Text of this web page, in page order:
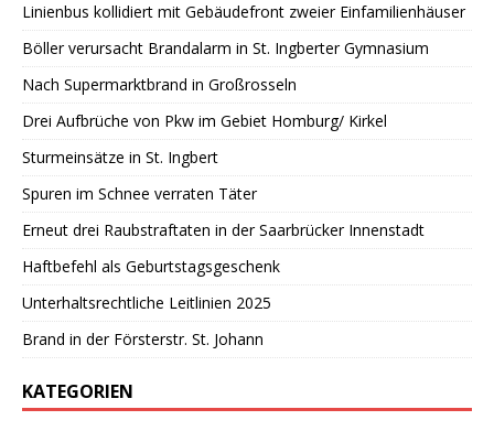
Linienbus kollidiert mit Gebäudefront zweier Einfamilienhäuser
Böller verursacht Brandalarm in St. Ingberter Gymnasium
Nach Supermarktbrand in Großrosseln
Drei Aufbrüche von Pkw im Gebiet Homburg/ Kirkel
Sturmeinsätze in St. Ingbert
Spuren im Schnee verraten Täter
Erneut drei Raubstraftaten in der Saarbrücker Innenstadt
Haftbefehl als Geburtstagsgeschenk
Unterhaltsrechtliche Leitlinien 2025
Brand in der Försterstr. St. Johann
KATEGORIEN